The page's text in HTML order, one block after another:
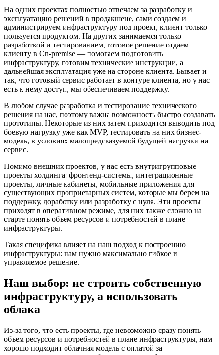
На одних проектах полностью отвечаем за разработку и
эксплуатацию решений в продакшене, сами создаем и
администрируем инфраструктуру под проект, клиент только
пользуется продуктом. На других занимаемся только
разработкой и тестированием, готовое решение отдаем
клиенту в On-premise — помогаем подготовить
инфраструктуру, готовим технические инструкции, а
дальнейшая эксплуатация уже на стороне клиента. Бывает и
так, что готовый сервис работает в контуре клиента, но у нас
есть к нему доступ, мы обеспечиваем поддержку.
В любом случае разработка и тестирование технического
решения на нас, поэтому важна возможность быстро создавать
прототипы. Некоторые из них затем приходится выводить под
боевую нагрузку уже как MVP, тестировать на них бизнес-
модель, в условиях малопредсказуемой будущей нагрузки на
сервис.
Помимо внешних проектов, у нас есть внутригрупповые
проекты холдинга: фронтенд-системы, интеграционные
проекты, личные кабинеты, мобильные приложения для
существующих проприетарных систем, которые мы берем на
поддержку, доработку или разработку с нуля. Эти проекты
приходят в оперативном режиме, для них также сложно на
старте понять объем ресурсов и потребностей в плане
инфраструктуры.
Такая специфика влияет на наш подход к построению
инфраструктуры: нам нужно максимально гибкое и
управляемое решение.
Наш выбор: не строить собственную
инфраструктуру, а использовать
облака
Из-за того, что есть проекты, где невозможно сразу понять
объем ресурсов и потребностей в плане инфраструктуры, нам
хорошо подходит облачная модель с оплатой за